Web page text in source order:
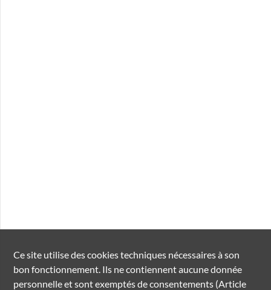
Ce site utilise descookiestechniques nécessaires à son
bon fonctionnement. Ils ne contiennent aucune donnée
personnelle et sont exemptés de consentements (Article